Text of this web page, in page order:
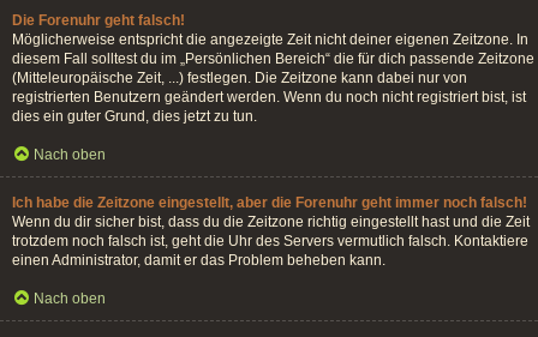
Die Forenuhr geht falsch!
Möglicherweise entspricht die angezeigte Zeit nicht deiner eigenen Zeitzone. In
diesem Fall solltest du im „Persönlichen Bereich“ die für dich passende Zeitzone
(Mitteleuropäische Zeit, ...) festlegen. Die Zeitzone kann dabei nur von
registrierten Benutzern geändert werden. Wenn du noch nicht registriert bist, ist
dies ein guter Grund, dies jetzt zu tun.
Nach oben
Ich habe die Zeitzone eingestellt, aber die Forenuhr geht immer noch falsch!
Wenn du dir sicher bist, dass du die Zeitzone richtig eingestellt hast und die Zeit
trotzdem noch falsch ist, geht die Uhr des Servers vermutlich falsch. Kontaktiere
einen Administrator, damit er das Problem beheben kann.
Nach oben